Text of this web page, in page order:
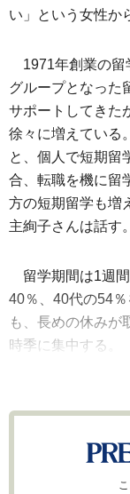
い」という女性か
1971年創業の
グループとなった
サポートしてきた
徐々に増えている
と、個人で短期留
合、転職を機に留
方の短期留学も増
主絢子さんは話す。
留学期間は1週
40％、40代の54
も、長めの休みが
時季に集中する。